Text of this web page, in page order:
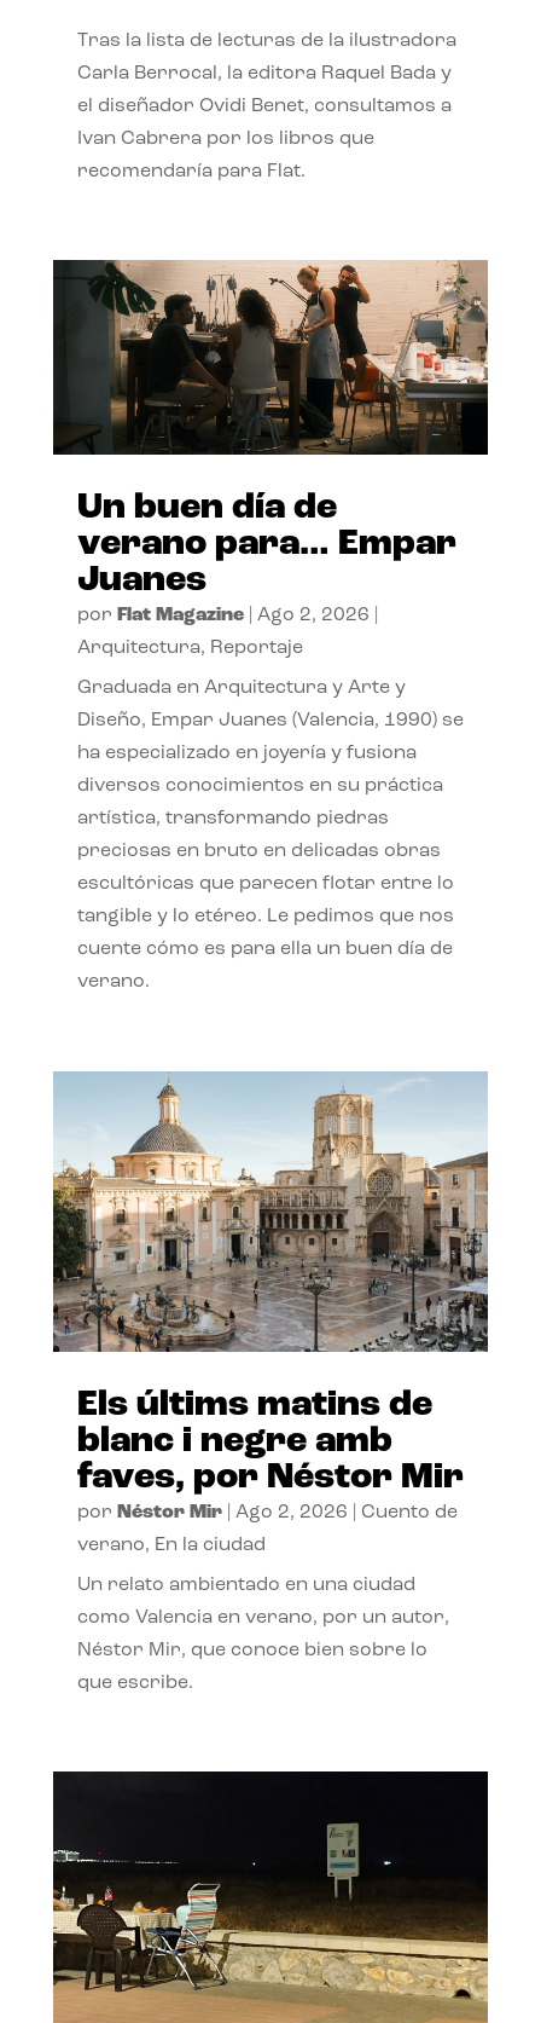
Tras la lista de lecturas de la ilustradora
Carla Berrocal, la editora Raquel Bada y
el diseñador Ovidi Benet, consultamos a
Ivan Cabrera por los libros que
recomendaría para Flat.
Un buen día de
verano para… Empar
Juanes
por Flat Magazine| Ago 2, 2026
Arquitectura, Reportaje
Graduada en Arquitectura y Arte y
Diseño, Empar Juanes (Valencia, 1990) se
ha especializado en joyería y fusiona
diversos conocimientos en su práctica
artística, transformando piedras
preciosas en bruto en delicadas obras
escultóricas que parecen flotar entre lo
tangible y lo etéreo. Le pedimos que nos
cuente cómo es para ella un buen día de
verano.
Els últims matins de
blanc i negre amb
faves, por Néstor Mir
por Néstor Mir| Ago 2, 2026
Cuento de
verano, En la ciudad
Un relato ambientado en una ciudad
como Valencia en verano, por un autor,
Néstor Mir, que conoce bien sobre lo
que escribe.